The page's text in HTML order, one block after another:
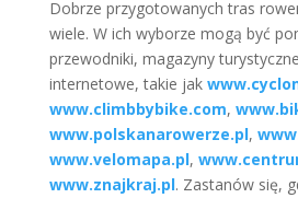
Dobrze przygotowanych tras
wiele. W ich wyborze mogą być
przewodniki, magazyny
internetowe, takie jak
www.climbbybike.com,
www.polskanarowerze.pl,
www.velomapa.pl,
www.znajkraj.pl. Zastanów się,